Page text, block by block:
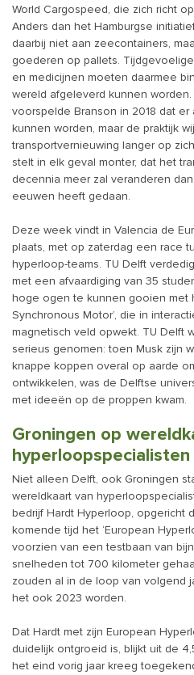
World Cargospeed, die zich richt
Anders dan het Hamburgse
daarbij niet aan zeecontainers,
goederen op pallets.
en medicijnen moeten daarmee
wereld afgeleverd kunnen
voorspelde Branson in 2018 dat
kunnen worden, maar de praktijk
transportvernieuwing langer op
stelt in elk geval monter, dat het
decennia meer zal veranderen
eeuwen heeft gedaan.
Deze week vindt in Valencia de
plaats, met op zaterdag een race
hyperloop-teams. TU Delft
met een afvaardiging van 35
hoge ogen te kunnen gooien met
Synchronous Motor’, die in
magnetisch veld opwekt. TU Delft
serieus genomen: toen Musk zijn
knappe koppen overal op aarde
ontwikkelen, was de Delftse
met ideeën op de proppen kwam.
Groningen op
hyperloopspecialisten
Niet alleen Delft, ook Groningen
wereldkaart van
bedrijf Hardt Hyperloop, opgericht
komende tijd het ‘European
voorzien van een testbaan van
snelheden tot 700 kilometer
zouden al in de loop van volgend
het ook 2023 worden.
Dat Hardt met zijn European
duidelijk ontgroeid is, blijkt uit de
het eind vorig jaar kreeg